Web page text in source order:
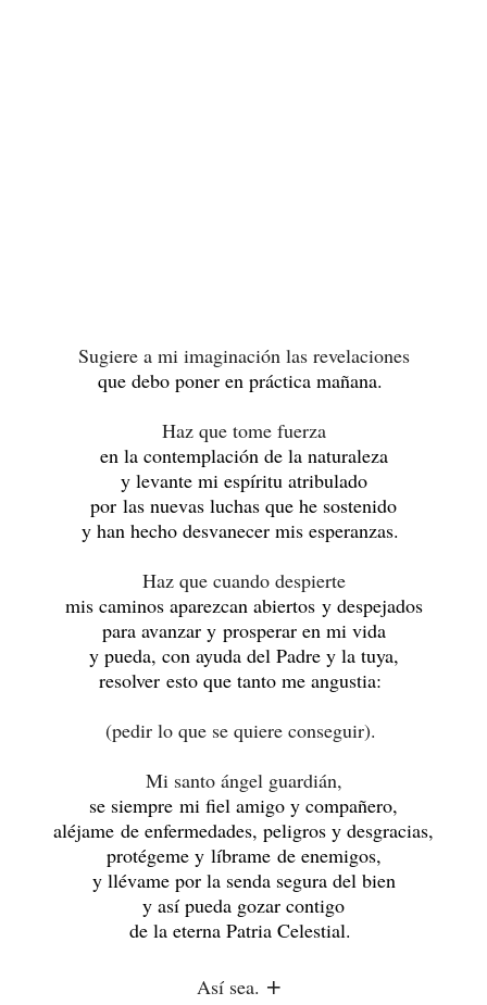
Sugiere a mi imaginación las revelaciones
que debo poner en práctica mañana.
Haz que tome fuerza
en la contemplación de la naturaleza
y levante mi espíritu atribulado
por las nuevas luchas que he sostenido
y han hecho desvanecer mis esperanzas.
Haz que cuando despierte
mis caminos aparezcan abiertos y despejados
para avanzar y prosperar en mi vida
y pueda, con ayuda del Padre y la tuya,
resolver esto que tanto me angustia:
(pedir lo que se quiere conseguir).
Mi santo ángel guardián,
se siempre mi fiel amigo y compañero,
aléjame de enfermedades, peligros y desgracias,
protégeme y líbrame de enemigos,
y llévame por la senda segura del bien
y así pueda gozar contigo
de la eterna Patria Celestial.
Así sea. +